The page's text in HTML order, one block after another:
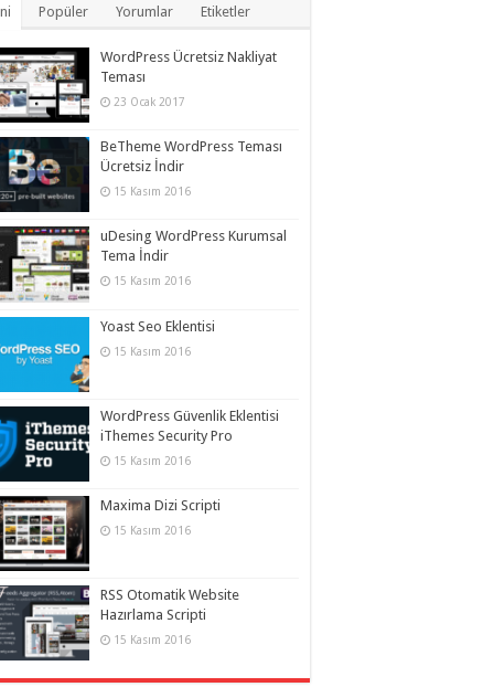
Popüler Yorumlar Etiketler
WordPress Ücretsiz Nakliyat
Teması
23 Ocak 2017
BeTheme WordPress Teması
Ücretsiz İndir
15 Kasım 2016
uDesing WordPress Kurumsal
Tema İndir
15 Kasım 2016
Yoast Seo Eklentisi
15 Kasım 2016
WordPress Güvenlik Eklentisi
iThemes Security Pro
15 Kasım 2016
Maxima Dizi Scripti
15 Kasım 2016
RSS Otomatik Website
Hazırlama Scripti
15 Kasım 2016